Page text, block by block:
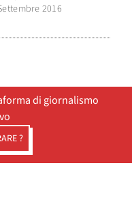
2016
di giornalismo
?